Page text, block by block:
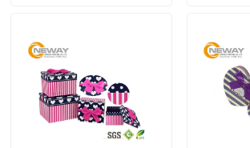
Напечатанные упаковывая коробки
Коробки электроники упаковывая
Косметические упаковывая